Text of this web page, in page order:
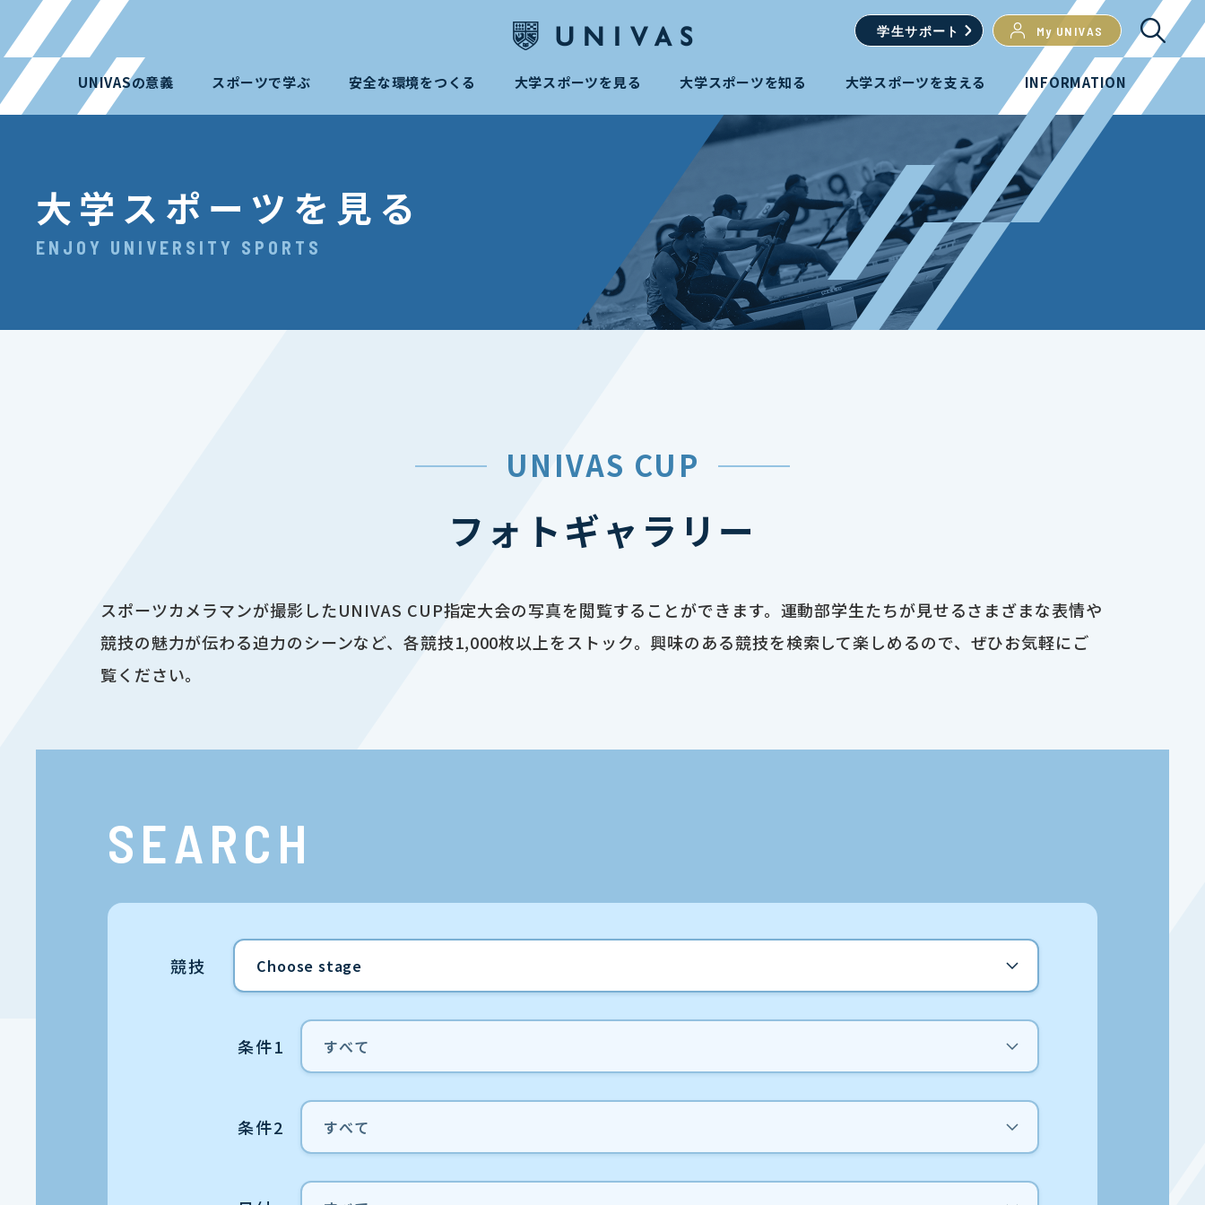
学生サポート My UNIVAS
UNIVASの意義 スポーツで学ぶ 安全な環境をつくる 大学スポーツを見る 大学スポーツを知る 大学スポーツを支える INFORMATION
大学スポーツを見る
ENJOY UNIVERSITY SPORTS
UNIVAS CUP
フォトギャラリー
スポーツカメラマンが撮影したUNIVAS CUP指定大会の写真を閲覧することができます。運動部学生たちが見せるさまざまな表情や
競技の魅力が伝わる迫力のシーンなど、各競技1,000枚以上をストック。興味のある競技を検索して楽しめるので、ぜひお気軽にご
覧ください。
SEARCH
競技
条件1
条件2